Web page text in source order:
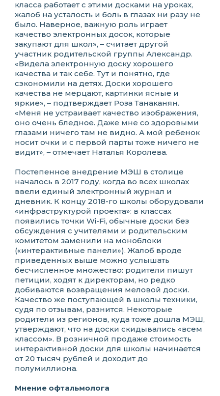
класса работает с этими досками на уроках,
жалоб на усталость и боль в глазах ни разу не
было. Наверное, важную роль играет
качество электронных досок, которые
закупают для школ», – считает другой
участник родительской группы Александр.
«Видела электронную доску хорошего
качества и так себе. Тут и понятно, где
сэкономили на детях. Доски хорошего
качества не мерцают, картинки ясные и
яркие», – подтверждает Роза Танаканян.
«Меня не устраивает качество изображения,
оно очень бледное. Даже мне со здоровыми
глазами ничего там не видно. А мой ребенок
носит очки и с первой парты тоже ничего не
видит», – отмечает Наталья Королева.
Постепенное внедрение МЭШ в столице
началось в 2017 году, когда во всех школах
ввели единый электронный журнал и
дневник. К концу 2018-го школы оборудовали
«инфраструктурой проекта»: в классах
появились точки Wi-Fi, обычные доски без
обсуждения с учителями и родительским
комитетом заменили на моноблоки
(«интерактивные панели»). Жалоб вроде
приведенных выше можно услышать
бесчисленное множество: родители пишут
петиции, ходят к директорам, но редко
добиваются возвращения меловой доски.
Качество же поступающей в школы техники,
судя по отзывам, разнится. Некоторые
родители из регионов, куда тоже дошла МЭШ,
утверждают, что на доски скидывались «всем
классом». В розничной продаже стоимость
интерактивной доски для школы начинается
от 20 тысяч рублей и доходит до
полумиллиона.
Мнение офтальмолога